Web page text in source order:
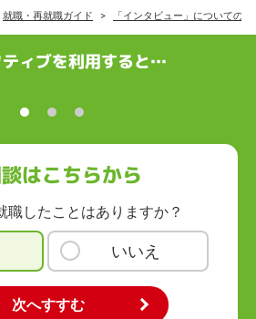
就職・再就職ガイド 「インタビュー」についての
ィブを利用すると…
はこちらから
職したことはありますか？
いいえ